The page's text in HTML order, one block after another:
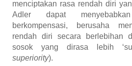
menciptakan rasa rendah diri
Adler dapat
berkompensasi, berusaha
rendah diri secara berlebihan
sosok yang dirasa lebih
superiority).